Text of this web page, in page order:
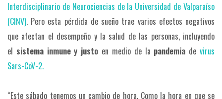
Interdisciplinario de Neurociencias de la Universidad de Valparaíso
(CINV). Pero esta pérdida de sueño trae varios efectos negativos
que afectan el desempeño y la salud de las personas, incluyendo
el sistema inmune y justo en medio de la pandemia devirus
Sars-CoV-2.
“Este sábado tenemos un cambio de hora. Como la hora en que se